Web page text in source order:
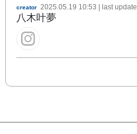
creator 2025.05.19 10:53 | last update
八木叶夢